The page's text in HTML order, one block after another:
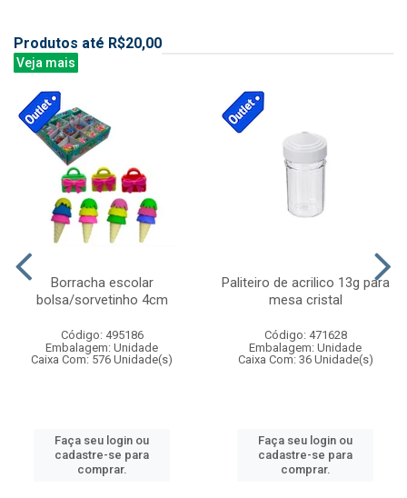
Produtos até R$20,00
Veja mais
Borracha escolar
bolsa/sorvetinho 4cm
Código: 495186
Embalagem: Unidade
Caixa Com: 576 Unidade(s)
Faça seu login ou
cadastre-se para
comprar.
Paliteiro de acrilico 13g para
mesa cristal
Código: 471628
Embalagem: Unidade
Caixa Com: 36 Unidade(s)
Faça seu login ou
cadastre-se para
comprar.